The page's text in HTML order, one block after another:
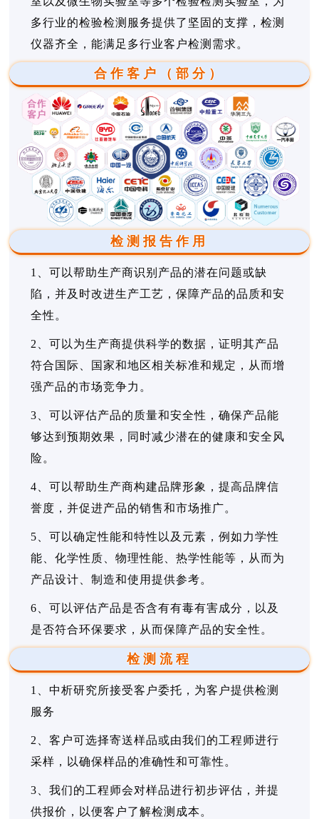
多行业的检验检测服务提供了坚固的支撑，检测
仪器齐全，能满足多行业客户检测需求。
合作客户（部分）
检测报告作用
1、可以帮助生产商识别产品的潜在问题或缺
陷，并及时改进生产工艺，保障产品的品质和安
全性。
2、可以为生产商提供科学的数据，证明其产品
符合国际、国家和地区相关标准和规定，从而增
强产品的市场竞争力。
3、可以评估产品的质量和安全性，确保产品能
够达到预期效果，同时减少潜在的健康和安全风
险。
4、可以帮助生产商构建品牌形象，提高品牌信
誉度，并促进产品的销售和市场推广。
5、可以确定性能和特性以及元素，例如力学性
能、化学性质、物理性能、热学性能等，从而为
产品设计、制造和使用提供参考。
6、可以评估产品是否含有有毒有害成分，以及
是否符合环保要求，从而保障产品的安全性。
检测流程
1、中析研究所接受客户委托，为客户提供检测
服务
2、客户可选择寄送样品或由我们的工程师进行
采样，以确保样品的准确性和可靠性。
3、我们的工程师会对样品进行初步评估，并提
供报价，以便客户了解检测成本。